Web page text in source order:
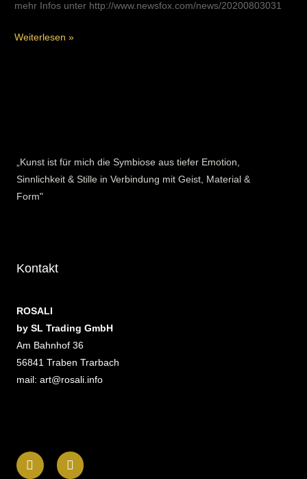
mehr Infos unter http://www.newsfox.com/news/20200803031
Weiterlesen »
„Kunst ist für mich die Symbiose aus tiefer Emotion,
Sinnlichkeit & Stille in Verbindung mit Geist, Material &
Form"
Kontakt
ROSALI
by SL Trading GmbH
Am Bahnhof 36
56841 Traben Trarbach
mail: art@rosali.info
F
a
I
n